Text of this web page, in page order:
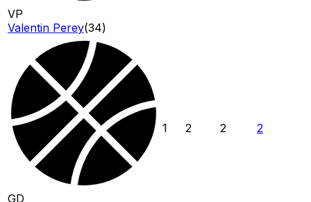
VP
Valentin Perey(34)
GD
1 2 2 2